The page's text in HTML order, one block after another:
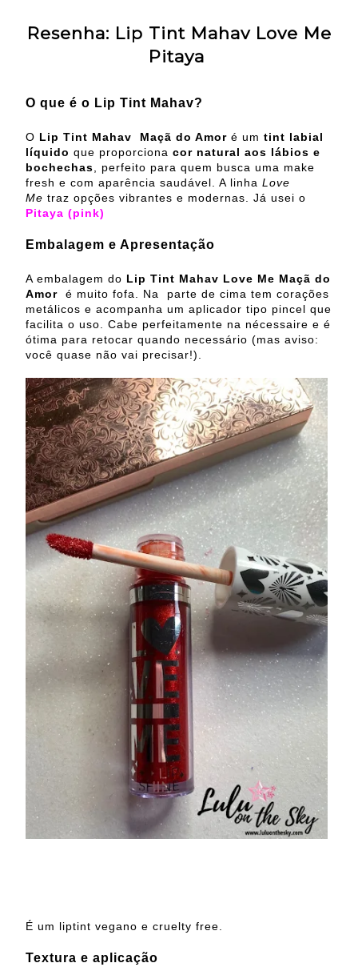
Resenha: Lip Tint Mahav Love Me
Pitaya
O que é o Lip Tint Mahav?
O Lip Tint Mahav Maçã do Amor é um tint labial
líquido que proporciona cor natural aos lábios e
bochechas , perfeito para quem busca uma make
fresh e com aparência saudável. A linha Love
Me traz opções vibrantes e modernas. Já usei o
Pitaya (pink)
Embalagem e Apresentação
A embalagem do Lip Tint Mahav Love Me Maçã do
Amor é muito fofa. Na parte de cima tem corações
metálicos e acompanha um aplicador tipo pincel que
facilita o uso. Cabe perfeitamente na nécessaire e é
ótima para retocar quando necessário (mas aviso:
você quase não vai precisar!).
É um liptint vegano e cruelty free.
Textura e aplicação